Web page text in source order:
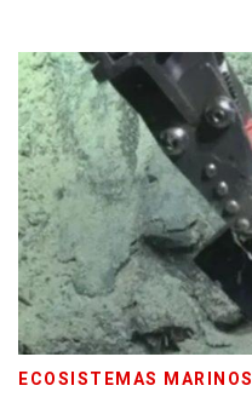
ECOSISTEMAS MARINOS